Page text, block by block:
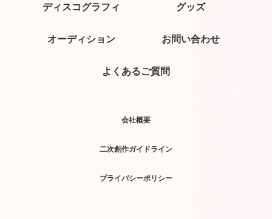
ディスコグラフィ グッズ
オーディション お問い合わせ
よくあるご質問
会社概要
二次創作ガイドライン
プライバシーポリシー